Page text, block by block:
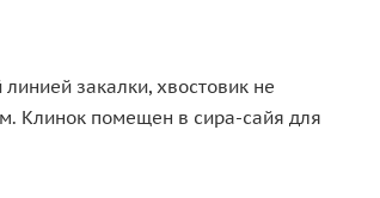
закалки, хвостовик не
Клинок помещен в сира-сайя для